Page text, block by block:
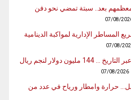
بعد.. سبتة تمضي نحو دفن
07/08/
المساطر الإدارية لمواكبة الدينامية
07/08/
أغلى 10 لاعبين أفارقة عبر التاريخ … 144 مليون دولار لنجم ريال
07/08/2026
حرارة وامطار ورياح في عدد من